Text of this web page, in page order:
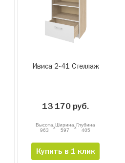
Ивиса 2-41 Стеллаж
13 170 руб.
Высота
963
xШирина
597
xГлубина
405
Купить в 1 клик